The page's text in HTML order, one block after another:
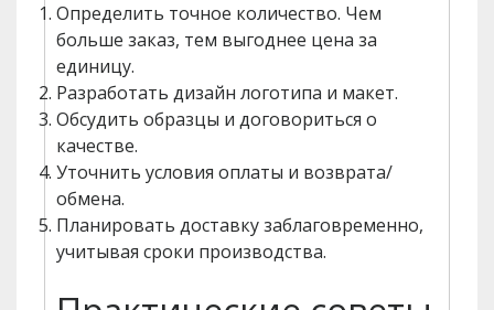
Определить точное количество. Чем
больше заказ, тем выгоднее цена за
единицу.
Разработать дизайн логотипа и макет.
Обсудить образцы и договориться о
качестве.
Уточнить условия оплаты и возврата/
обмена.
Планировать доставку заблаговременно,
учитывая сроки производства.